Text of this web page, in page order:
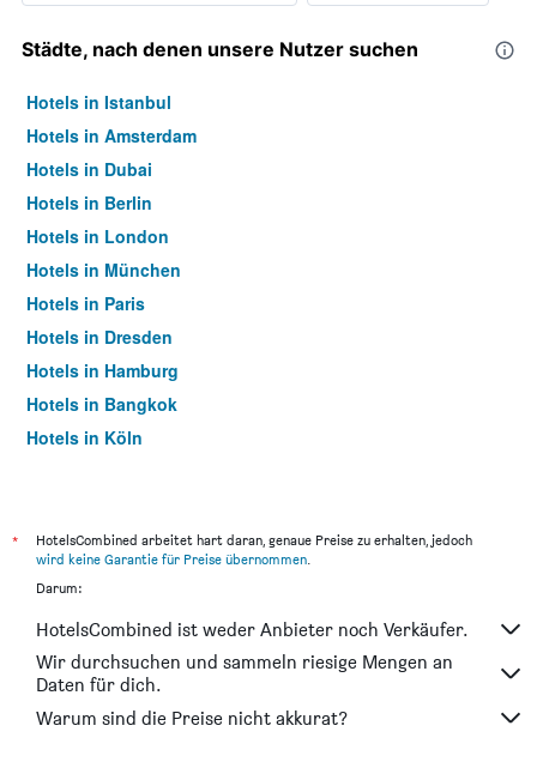
Städte, nach denen unsere Nutzer suchen
Hotels in Istanbul
Hotels in Amsterdam
Hotels in Dubai
Hotels in Berlin
Hotels in London
Hotels in München
Hotels in Paris
Hotels in Dresden
Hotels in Hamburg
Hotels in Bangkok
Hotels in Köln
*
HotelsCombined arbeitet hart daran, genaue Preise zu erhalten, jedoch
wird keine Garantie für Preise übernommen.
Darum:
HotelsCombined ist weder Anbieter noch Verkäufer.
Wir durchsuchen und sammeln riesige Mengen an
Daten für dich.
Warum sind die Preise nicht akkurat?